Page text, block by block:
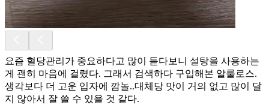
요즘 혈당관리가 중요하다고 많이 듣다보니 설탕을 사용하는
게 괜히 마음에 걸렸다. 그래서 검색하다 구입해본 알룰로스.
생각보다 더 고운 입자에 깜놀..대체당 맛이 거의 없고 많이 달
지 않아서 잘 쓸 수 있을 것 같다.